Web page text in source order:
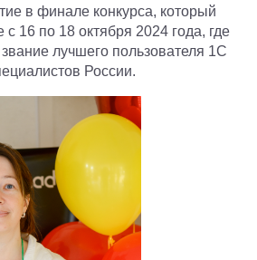
в финале конкурса, который
с 16 по 18 октября 2024 года, где
звание лучшего пользователя 1С
России.